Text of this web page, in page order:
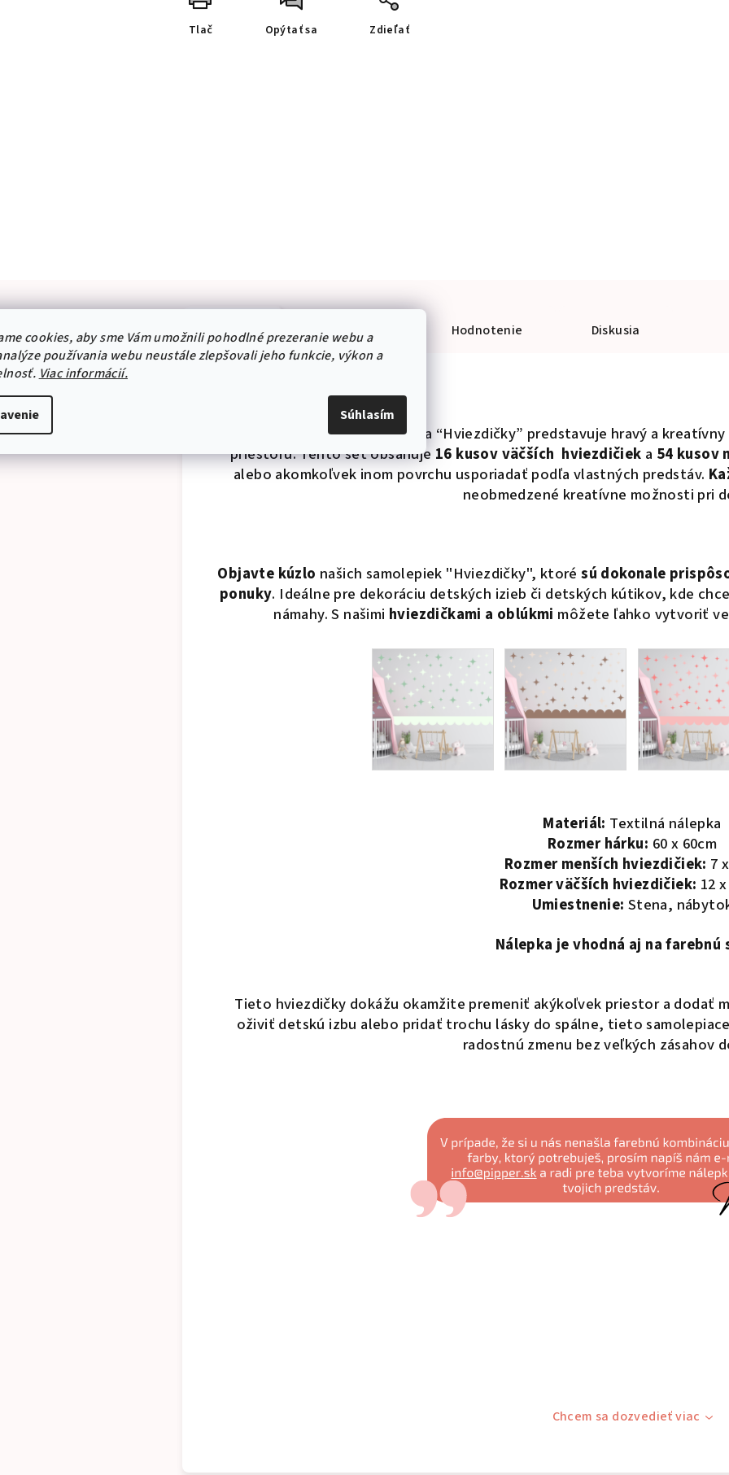
cookies, aby sme Vám umožnili pohodlné prezeranie webu a
používania webu neustále zlepšovali jeho funkcie, výkon a
Viac informácií.
Súhlasím
Tlač Opýtať sa Zdieľať
Popis Parametre Hodnotenie Diskusia
Podrobný popis
Samolepiaca textilná nálepka “Hviezdičky” predstavuje hravý a
priestoru. Tento set obsahuje 16 kusov väčších hviezdičiek a 54 kusov
alebo akomkoľvek inom povrchu usporiadať podľa vlastných predstáv.
neobmedzené kreatívne možnosti pri
Objavte kúzlo našich samolepiek "Hviezdičky", ktorésú dokonale
ponuky. Ideálne pre dekoráciu detských izieb či detských kútikov, kde
námahy. S našimi hviezdičkami a oblúkmi môžete ľahko vytvoriť
Materiál: Textilná nálepka
Rozmer hárku: 60 x 60cm
Rozmer menších hviezdičiek: 7
Rozmer väčších hviezdičiek: 12
Umiestnenie: Stena,
Nálepka je vhodná aj na farebnú
Tieto hviezdičky dokážu okamžite premeniť akýkoľvek priestor a dodať
oživiť detskú izbu alebo pridať trochu lásky do spálne, tieto
radostnú zmenu bez veľkých zásahov
Chcem sa dozvedieť viac
Zadaj e-mail a pošleme ti zľavový kód na 5%. Platí na nálepky